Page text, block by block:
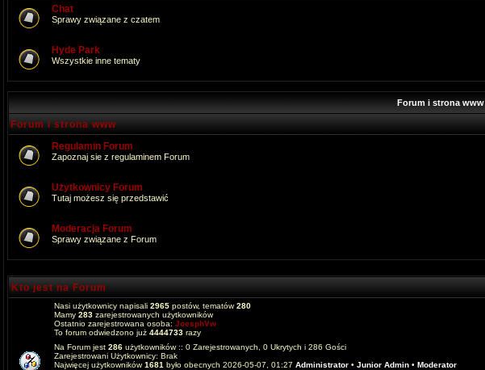
Chat
Sprawy związane z czatem
Hyde Park
Wszystkie inne tematy
Forum i strona www
Forum i strona www
Regulamin Forum
Zapoznaj sie z regulaminem Forum
Użytkownicy Forum
Tutaj możesz się przedstawić
Moderacja Forum
Sprawy związane z Forum
Kto jest na Forum
Nasi użytkownicy napisali 2965 postów, tematów280
Mamy 283 zarejestrowanych użytkowników
Ostatnio zarejestrowana osoba: JoesphVw
To forum odwiedzono już 4444733 razy
Na Forum jest 286 użytkowników :: 0 Zarejestrowanych, 0 Ukrytych i 286 Gości
Zarejestrowani Użytkownicy: Brak
Najwięcej użytkowników1681 było obecnych 2026-05-07, 01:27 Administrator • Junior Admin • Moderator